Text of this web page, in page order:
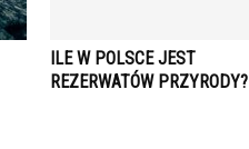
ILE W POLSCE JEST
REZERWATÓW PRZYRODY?